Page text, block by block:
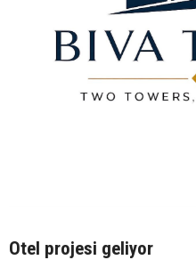
Otel projesi geliyor